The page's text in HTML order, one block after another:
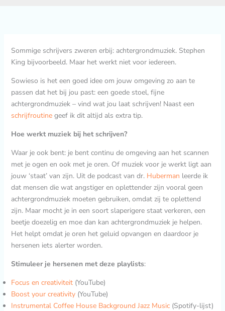
Sommige schrijvers zweren erbij: achtergrondmuziek. Stephen
King bijvoorbeeld. Maar het werkt niet voor iedereen.
Sowieso is het een goed idee om jouw omgeving zo aan te
passen dat het bij jou past: een goede stoel, fijne
achtergrondmuziek – vind wat jou laat schrijven! Naast een
schrijfroutinegeef ik dit altijd als extra tip.
Hoe werkt muziek bij het schrijven?
Waar je ook bent: je bent continu de omgeving aan het scannen
met je ogen en ook met je oren. Of muziek voor je werkt ligt aan
jouw ‘staat’ van zijn. Uit de podcast van dr. Huberman leerde ik
dat mensen die wat angstiger en oplettender zijn vooral geen
achtergrondmuziek moeten gebruiken, omdat zij te oplettend
zijn. Maar mocht je in een soort slaperigere staat verkeren, een
beetje doezelig en moe dan kan achtergrondmuziek je helpen.
Het helpt omdat je oren het geluid opvangen en daardoor je
hersenen iets alerter worden.
Stimuleer je hersenen met deze playlists:
Focus en creativiteit(YouTube)
Boost your creativity(YouTube)
Instrumental Coffee House Background Jazz Music(Spotify-lijst)